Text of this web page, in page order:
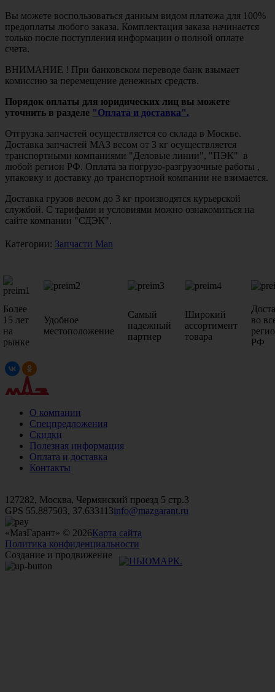
Вы можете воспользоваться данным видом платежа для 100%
предоплаты любого заказа. Комплектация заказа начинается
только после поступления информации о полной оплате
счета.
ВНИМАНИЕ ! При банковском переводе банк взымает
комиссию за перемещение денежных средств.
Порядок оплаты для юридических лиц вы можете
уточнить в разделе "Оплата и доставка".
Отгрузка запчастей осуществляется со склада в Москве.
Доставка запчастей МАЗ весом от 3 кг осуществляется
транспортными компаниями "Деловые линии", "ПЭК" в
любой регион РФ. Оплата за погрузо-разгрузочные работы ,
упаковку и доставку до транспортной компании не взимается.
Доставка грузов весом до 3 кг производятся курьерской
службой. С тарифами и условиями можно ознакомиться на
сайте компании "СДЭК".
Категории: Запчасти Man
Более
15 лет
на
рынке
Удобное
местоположение
Самый
надежный
партнер
Широкий
ассортимент
товара
во
РФ
О компании
Спецпредложения
Скидки
Полезная информация
Оплата и доставка
Контакты
127282, Москва, Чермянский проезд 5 стр.3
GPS 55.887503, 37.633113info@mazgarant.ru
«МазГарант» © 2026Карта сайта
Политика конфиденциальности
Создание и продвижение